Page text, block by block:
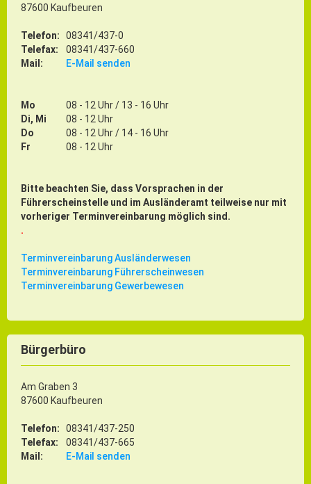
87600 Kaufbeuren
Telefon:
08341/437-0
Telefax:
08341/437-660
Mail:
E-Mail senden
Mo
08 - 12 Uhr / 13 - 16 Uhr
Di, Mi
08 - 12 Uhr
Do
08 - 12 Uhr / 14 - 16 Uhr
Fr
08 - 12 Uhr
Bitte beachten Sie, dass Vorsprachen in der
Führerscheinstelle und im Ausländeramt teilweise nur mit
vorheriger Terminvereinbarung möglich sind.
.
Terminvereinbarung Ausländerwesen
Terminvereinbarung Führerscheinwesen
Terminvereinbarung Gewerbewesen
Bürgerbüro
Am Graben 3
87600 Kaufbeuren
Telefon:
08341/437-250
Telefax:
08341/437-665
Mail:
E-Mail senden